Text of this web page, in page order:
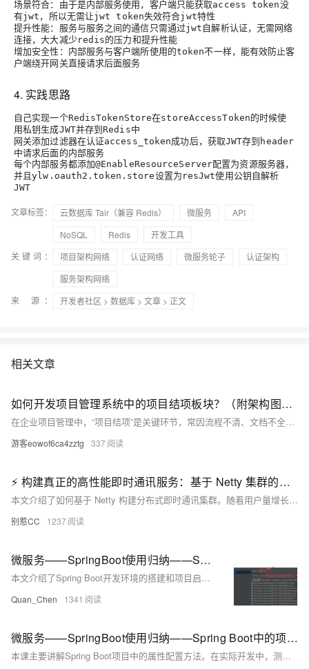
场景符合：由于是内部服务使用，客户端只能获取access token没
有jwt ，所以无需让jwt token失效符合jwt特性
提升性能：服务与服务之间的通信只需通过jwt 自解析认证，无需网络
连接，大大减少 redis的压力和提升性能
增加安全性 ：内部服务与客户端所使用的token不一样，能有效防止客
户端绕开网关直接请求后面服务
4. 实践思路
自己实现一个RedisTokenStore在storeAccessToken的时候使
用私钥生成JWT并存到Redis中
网关添加过滤器在认证access_token成功后，获取JWT存到 header
中请求后面的内部服务
每个内部服务都添加@EnableResourceServer配置为资源服务器，
并且ylw.oauth2.token.store设置为 resJwt使用公钥自解析
JWT
文章标签： 云数据库 Tair（兼容 Redis） 微服务
API
NoSQL
Redis
开发工具
关键词：
项目架构网络 认证网络 微服务轮子
认证架构
服务架构网络
来 源：
开发者社区 > 数据库 > 文章 > 正文
相关文章
如何开发项目管理系统中的项目结项板块？（附架构图+流程图+代码参考）
在企业项目管理中，“项目结项”是关键环节，常因流程不清、文档不全、审批滞后等问题导致交付困难。本文介绍如何通过“项目结项”模块实现线上化管理，涵盖结项申请、审批流程、成果上传、权限控制等功能，帮助团队高效完成项目收尾，避免成果丢失与流程混乱。内容包括功能设计、业务流程、系统架构、数据库设计、核心代码实现、前端交互及优化建议，助力项目管理系统快速落地并稳定运行。
游客eowof6ca4zztg 337
⚡ 构建真正的高性能即时通讯服务：基于 Netty 集群的架构设计与实现
本文介绍了如何基于 Netty 构建分布式即时通讯集群。随着用户量增长，单体架构面临性能瓶颈，文章对比了三种集群方案：Nginx 负载均衡、注册中心服务发现与基于 ZooKeeper 的消息路由架构。最终选择第三种方案，通过 ZooKeeper 实现服务注册发现与消息路由，并结合 RabbitMQ 支持跨服务器消息广播。文中还详细讲解了 ZooKeeper 搭建、Netty 集群改造、动态端口分配、服务注册、负载均衡及消息广播的实现，构建了一个高可用、可水平扩展的即时通讯系统。
别惹CC 1237
微服务——SpringBoot使用归纳——Spring Boot开发环境搭建和项目启动
本文介绍了Spring Boot开发环境的搭建和项目启动流程。主要内容包括：jdk的配置（IDEA、STS/eclipse设置方法）、Spring Boot工程的构建方式（IDEA快速构建、官方构建工具start.spring.io使用）、maven配置（本地maven路径与阿里云镜像设置）以及编码配置（IDEA和eclipse中的编码设置）。通过这些步骤，帮助开发者顺利完成Spring Boot项目的初始化和运行准备。
Quan_Chen 1341
微服务——SpringBoot使用归纳——Spring Boot中的项目属性配置——少量配置信息的情形
本课主要讲解Spring Boot项目中的属性配置方法。在实际开发中，测试与生产环境的配置往往不同，因此不应将配置信息硬编码在代码中，而应使用配置文件管理，如`application.yml`。例如，在微服务架构下，可通过配置文件设置调用其他服务的地址（如订单服务端口8002），并利用`@Value`注解在代码中读取这些配置值。这种方式使项目更灵活，便于后续修改和维护。